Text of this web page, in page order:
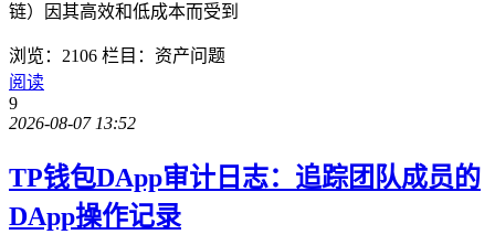
链）因其高效和低成本而受到
浏览：2106 栏目：资产问题
阅读
9
2026-08-07 13:52
TP钱包DApp审计日志：追踪团队成员的
DApp操作记录